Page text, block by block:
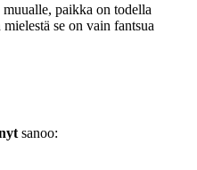
paikka on todella
se on vain fantsua
sanoo: